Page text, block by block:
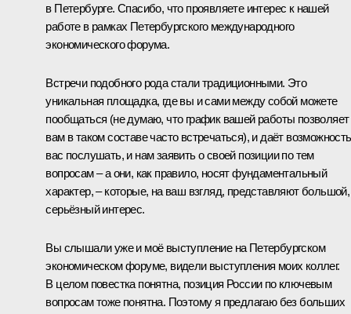
в Петербурге. Спасибо, что проявляете интерес к нашей
работе в рамках Петербургского международного
экономического форума.
Встречи подобного рода стали традиционными. Это
уникальная площадка, где вы и сами между собой можете
пообщаться (не думаю, что график вашей работы позволяет
вам в таком составе часто встречаться), и даёт возможность
вас послушать, и нам заявить о своей позиции по тем
вопросам – а они, как правило, носят фундаментальный
характер, – которые, на ваш взгляд, представляют большой,
серьёзный интерес.
Вы слышали уже и моё выступление на Петербургском
экономическом форуме, видели выступления моих коллег.
В целом повестка понятна, позиция России по ключевым
вопросам тоже понятна. Поэтому я предлагаю без больших